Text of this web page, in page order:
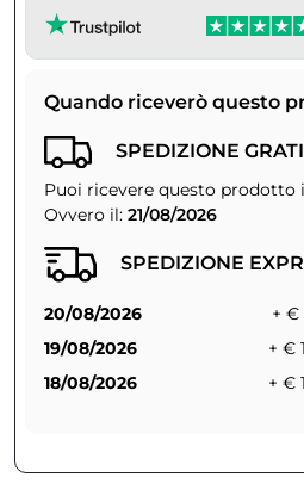
Quando riceverò questo
SPEDIZIONE
Puoi ricevere questo prodotto
Ovvero il: 21/08/2026
SPEDIZIONE
20/08/2026
+ €
19/08/2026
+ €
18/08/2026
+ €